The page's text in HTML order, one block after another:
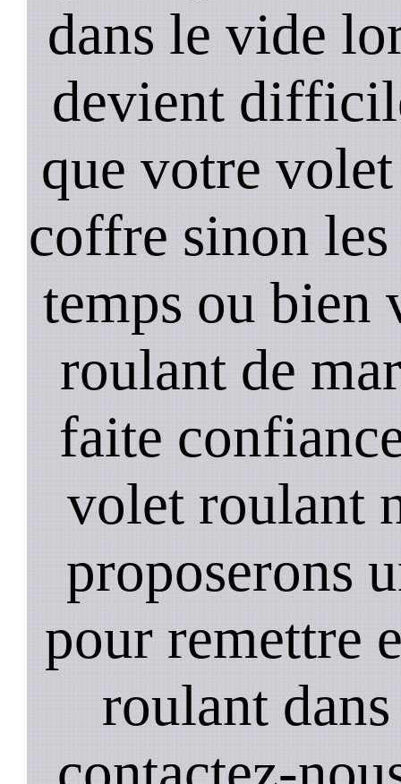
dans le vide
devient
que votre
coffre sinon les
temps ou bien
roulant de
faite
volet roulant
proposerons
pour remettre
roulant